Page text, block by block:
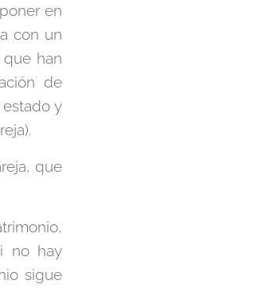
en
con un
han
de
y
que
no hay
sigue